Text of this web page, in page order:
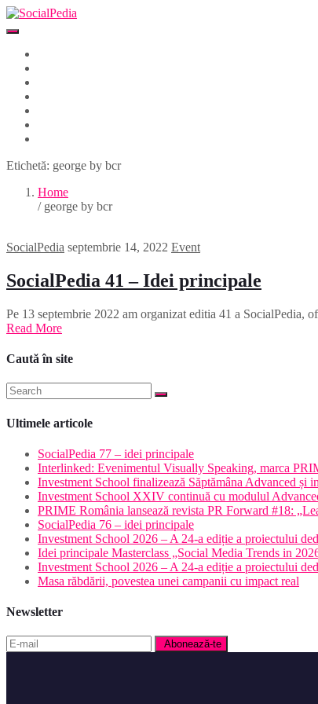
Etichetă: george by bcr
Home
/ george by bcr
SocialPedia septembrie 14, 2022 Event
SocialPedia 41 – Idei principale
Pe 13 septembrie 2022 am organizat editia 41 a
Read More
Caută în site
Ultimele articole
SocialPedia 77 – idei principale
Interlinked: Evenimentul Visually Speaking, marca
Investment School finalizează Săptămâna Advanced și
Investment School XXIV continuă cu modulul
PRIME România lansează revista PR Forward #18:
SocialPedia 76 – idei principale
Investment School 2026 – A 24-a ediție a proiectului
Idei principale Masterclass „Social Media Trends in
Investment School 2026 – A 24-a ediție a proiectului
Masa răbdării, povestea unei campanii cu impact real
Newsletter